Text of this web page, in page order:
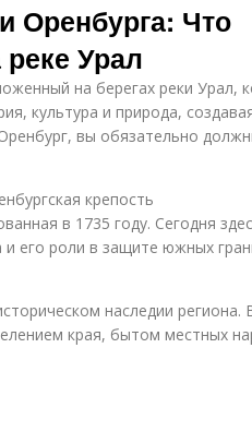
Оренбурга: Что
Урал
на берегах реки Урал,
культура и природа,
вы обязательно
крепость
в 1735 году. Сегодня
его роли в защите южных
наследии региона.
края, бытом местных